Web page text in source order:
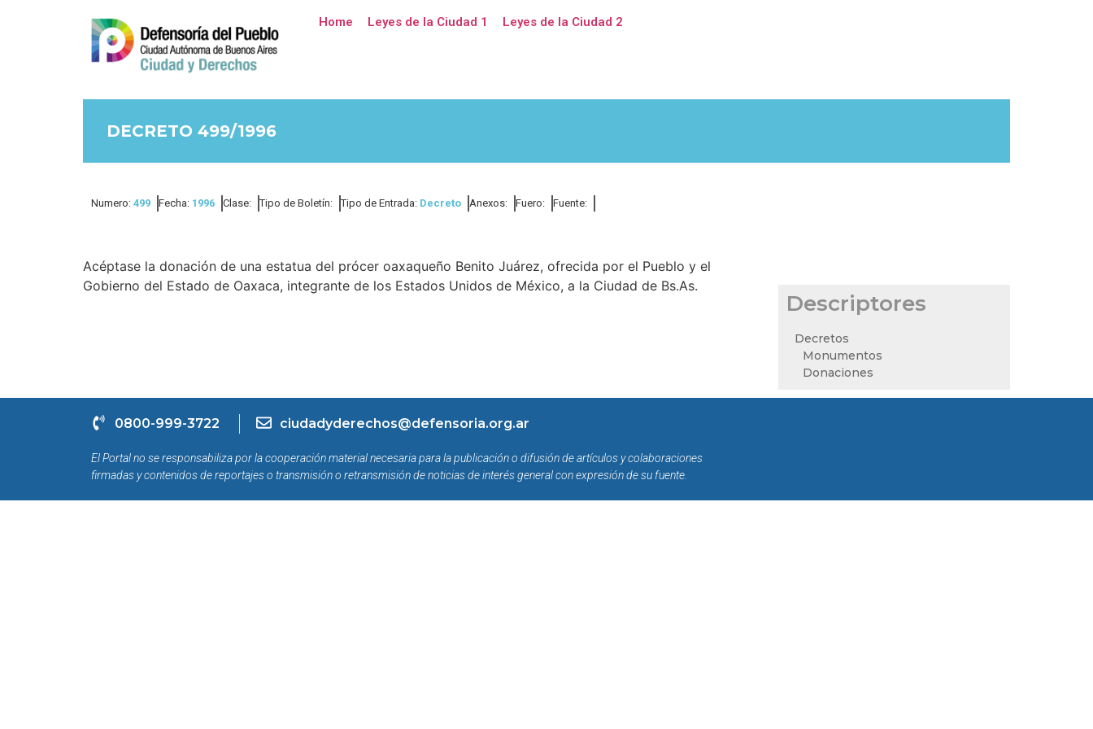
Home Leyes de la Ciudad 1 Leyes de la Ciudad 2
DECRETO 499/1996
Numero: 499 Fecha: 1996 Clase: Tipo de Boletín: Tipo de Entrada: Decreto Anexos: Fuero: Fuente:
Acéptase la donación de una estatua del prócer oaxaqueño Benito Juárez, ofrecida por el Pueblo y el
Gobierno del Estado de Oaxaca, integrante de los Estados Unidos de México, a la Ciudad de Bs.As.
Descriptores
Decretos
Monumentos
Donaciones
0800-999-3722 ciudadyderechos@defensoria.org.ar
El Portal no se responsabiliza por la cooperación material necesaria para la publicación o difusión de artículos y colaboraciones
firmadas y contenidos de reportajes o transmisión o retransmisión de noticias de interés general con expresión de su fuente.